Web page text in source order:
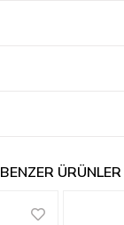
BENZER ÜRÜNLER